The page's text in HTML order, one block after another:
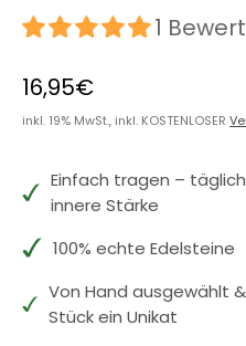
1
16,95€
inkl. 19% MwSt., inkl. KOSTENLOSER
Einfach tragen –
innere Stärke
100% echte Edelsteine
Von Hand ausgewählt
Stück ein Unikat